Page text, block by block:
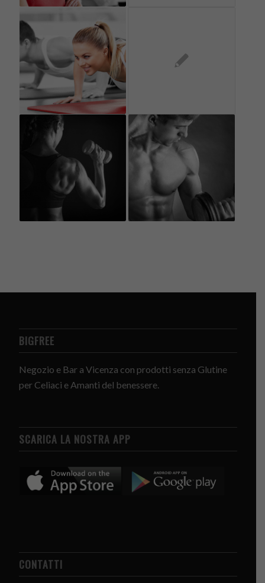
BIGFREE
Negozio e Bar a Vicenza con prodotti senza Glutine
per Celiaci e Amanti del benessere.
SCARICA LA NOSTRA APP
CONTATTI